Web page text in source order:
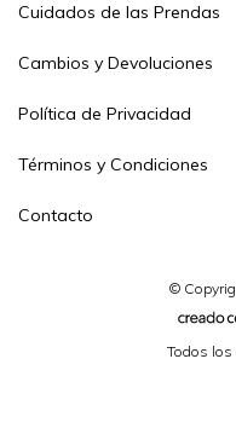
Cuidados de las Prendas
Cambios y Devoluciones
Política de Privacidad
Términos y Condiciones
Contacto
©
Todos los